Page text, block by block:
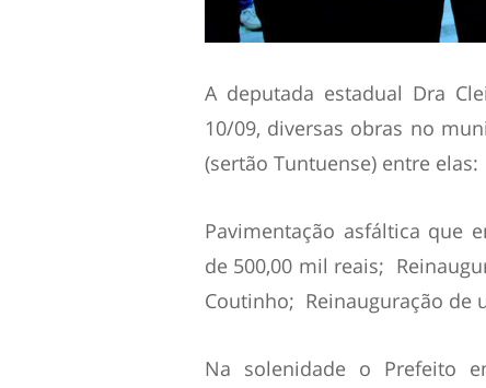
A deputada estadual Dra
10/09, diversas obras no
(sertão Tuntuense) entre elas:
Pavimentação asfáltica que
de 500,00 mil reais;
Coutinho; Reinauguração de
Na solenidade o Prefeito